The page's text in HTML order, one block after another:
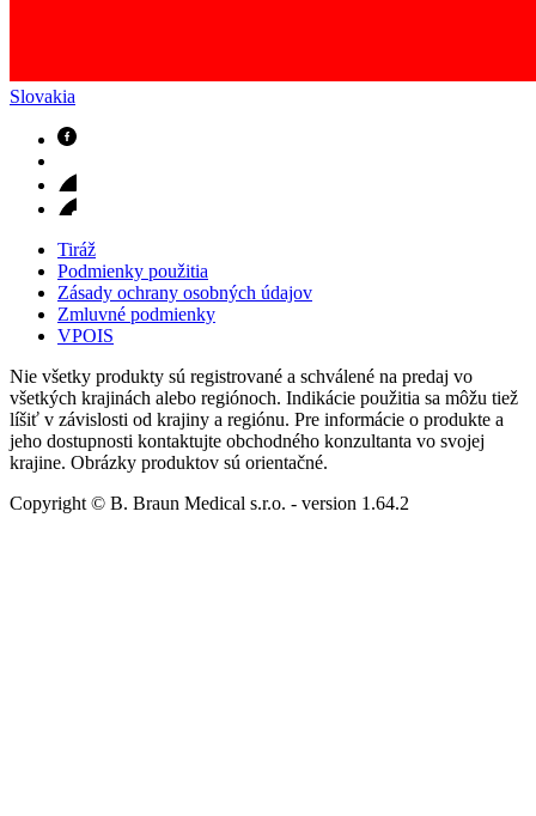
Slovakia
Tiráž
Podmienky použitia
Zásady ochrany osobných údajov
Zmluvné podmienky
VPOIS
Nie všetky produkty sú registrované a schválené na predaj vo
všetkých krajinách alebo regiónoch. Indikácie použitia sa môžu tiež
líšiť v závislosti od krajiny a regiónu. Pre informácie o produkte a
jeho dostupnosti kontaktujte obchodného konzultanta vo svojej
krajine. Obrázky produktov sú orientačné.
Copyright © B. Braun Medical s.r.o. - version 1.64.2